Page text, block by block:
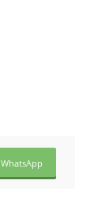
WhatsApp